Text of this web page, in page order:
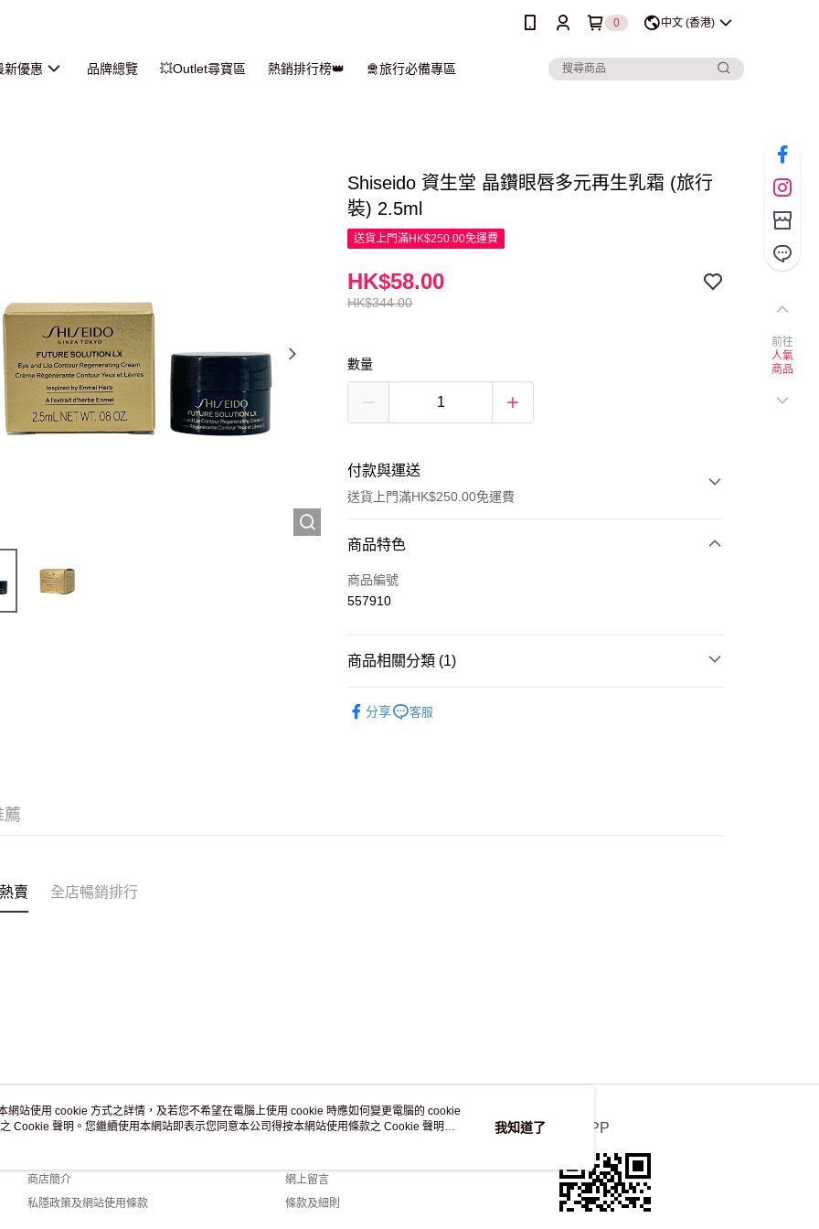
0 中文 (香港)
新優惠 品牌總覽 💥Outlet尋寶區 熱銷排行榜👑 🛅旅行必備專區
Shiseido 資生堂 晶鑽眼唇多元再生乳霜 (旅行
裝) 2.5ml
送貨上門滿HK$250.00免運費
HK$344.00
HK$58.00
數量
付款與運送
送貨上門滿HK$250.00免運費
付款方式
信用卡
商品特色
商品編號
557910
商品相關分類 (1)
分享
客服
薦
賣 全店暢銷排行
關於我們
商店簡介
私隱政策及網站使用條款
客戶服務
網上留言
條款及細則
官方APP
前往
人氣
商品
網站使用 cookie 方式之詳情，及若您不希望在電腦上使用 cookie 時應如何變更電腦的 cookie
Cookie 聲明。您繼續使用本網站即表示您同意本公司得按本網站使用條款之 Cookie 聲明使
我知道了